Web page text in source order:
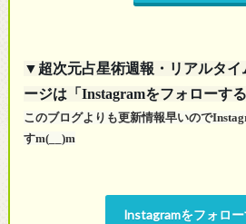
▼超次元占星術週報・リアルタイ
ージは「Instagramをフォローす
このブログよりも更新情報早いので
すm(__)m
Instagramをフォロ